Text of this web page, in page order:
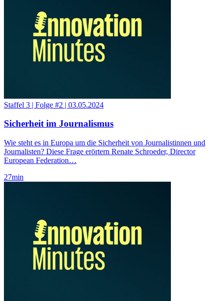
Staffel 3 | Folge #2 | 03.05.2024
Sicherheit im Journalismus
Wie steht es in Europa um die Sicherheit von Journalistinnen und
Journalisten? Diese Frage erörtern Renate Schroeder, Director
European Federation…
27min